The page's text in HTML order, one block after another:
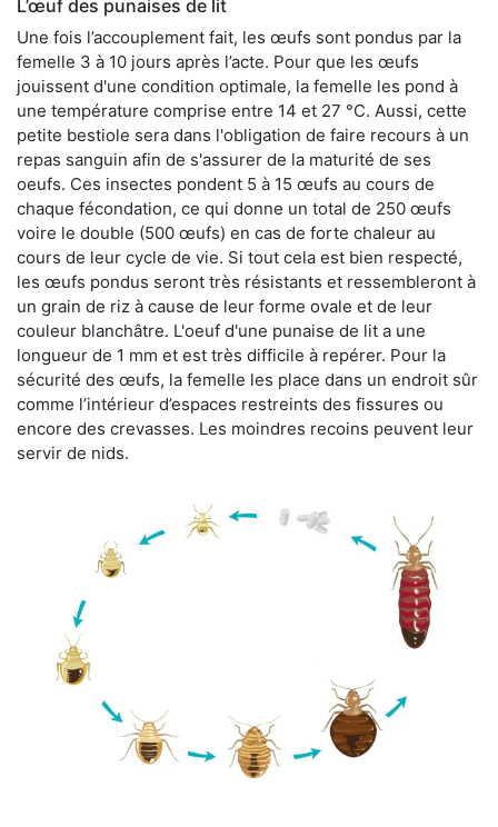
L’œuf des punaises de lit
Une fois l’accouplement fait, les œufs sont pondus par la
femelle 3 à 10 jours après l’acte. Pour que les œufs
jouissent d'une condition optimale, la femelle les pond à
une température comprise entre 14 et 27 °C. Aussi, cette
petite bestiole sera dans l'obligation de faire recours à un
repas sanguin afin de s'assurer de la maturité de ses
oeufs. Ces insectes pondent 5 à 15 œufs au cours de
chaque fécondation, ce qui donne un total de 250 œufs
voire le double (500 œufs) en cas de forte chaleur au
cours de leur cycle de vie. Si tout cela est bien respecté,
les œufs pondus seront très résistants et ressembleront à
un grain de riz à cause de leur forme ovale et de leur
couleur blanchâtre. L'oeuf d'une punaise de lit a une
longueur de 1 mm et est très difficile à repérer. Pour la
sécurité des œufs, la femelle les place dans un endroit sûr
comme l’intérieur d’espaces restreints des fissures ou
encore des crevasses. Les moindres recoins peuvent leur
servir de nids.